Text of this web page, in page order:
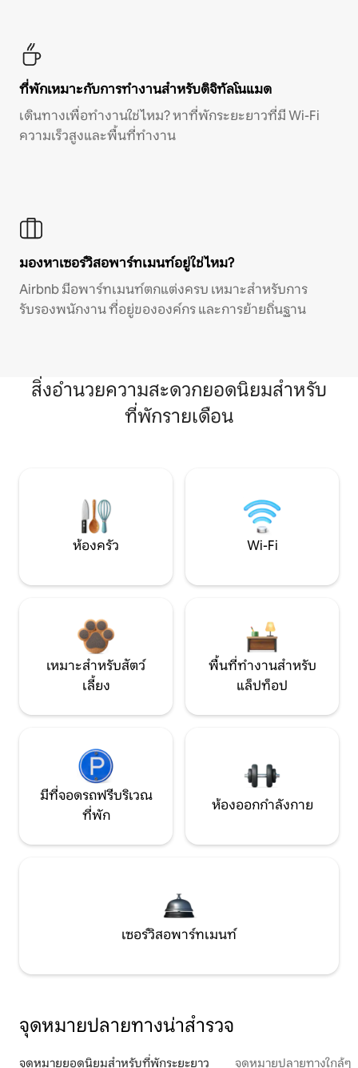
ที่พักเหมาะกับการทำงานสำหรับดิจิทัลโนแมด
เดินทางเพื่อทำงานใช่ไหม? หาที่พักระยะยาวที่มี Wi-Fi
ความเร็วสูงและพื้นที่ทำงาน
มองหาเซอร์วิสอพาร์ทเมนท์อยู่ใช่ไหม?
Airbnb มีอพาร์ทเมนท์ตกแต่งครบ เหมาะสำหรับการ
รับรองพนักงาน ที่อยู่ขององค์กร และการย้ายถิ่นฐาน
สิ่งอำนวยความสะดวกยอดนิยมสำหรับ
ที่พักรายเดือน
ห้องครัว Wi-Fi
เหมาะสำหรับสัตว์
เลี้ยง
พื้นที่ทำงานสำหรับ
แล็ปท็อป
มีที่จอดรถฟรีบริเวณ
ที่พัก
ห้องออกกำลังกาย
เซอร์วิสอพาร์ทเมนท์
จุดหมายปลายทางน่าสำรวจ
จุดหมายยอดนิยมสำหรับที่พักระยะยาว จุดหมายปลายทางใกล้ๆ